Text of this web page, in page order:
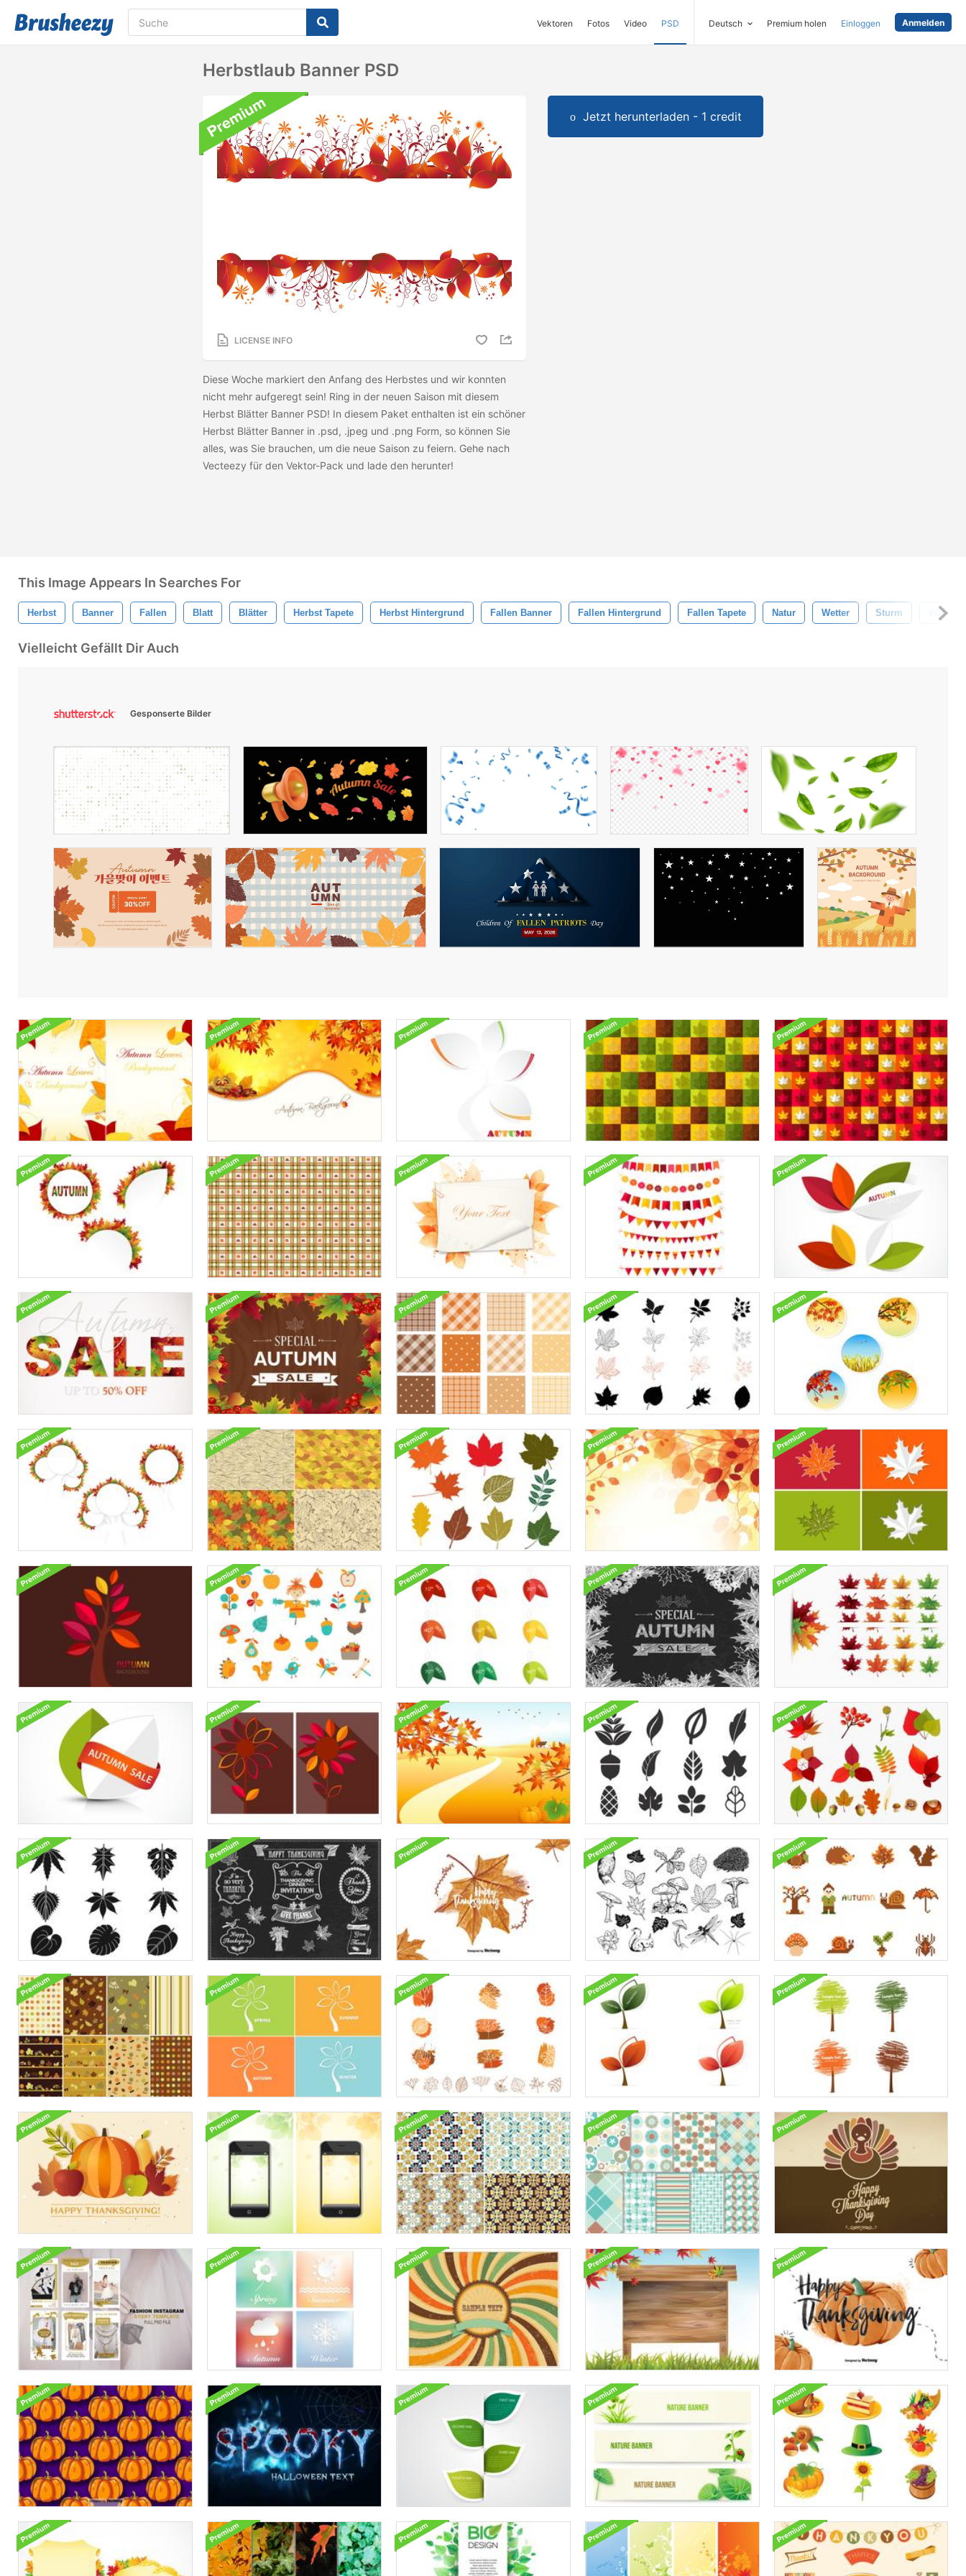
Vektoren Fotos Video PSD Deutsch Premium holen Einloggen Anmelden
Herbstlaub Banner PSD
LICENSE INFO
Diese Woche markiert den Anfang des Herbstes und wir konnten
nicht mehr aufgeregt sein! Ring in der neuen Saison mit diesem
Herbst Blätter Banner PSD! In diesem Paket enthalten ist ein schöner
Herbst Blätter Banner in .psd, .jpeg und .png Form, so können Sie
alles, was Sie brauchen, um die neue Saison zu feiern. Gehe nach
Vecteezy für den Vektor-Pack und lade den herunter!
Jetzt herunterladen - 1 credit
This Image Appears In Searches For
Herbst Banner Fallen Blatt Blätter Herbst Tapete Herbst Hintergrund Fallen Banner Fallen Hintergrund Fallen Tapete Natur Wetter Sturm Weiß
Vielleicht Gefällt Dir Auch
Gesponserte Bilder